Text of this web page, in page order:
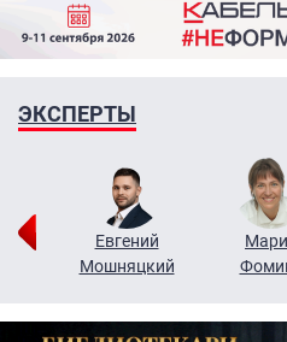
ЭКСПЕРТЫ
Евгений
Мошняцкий